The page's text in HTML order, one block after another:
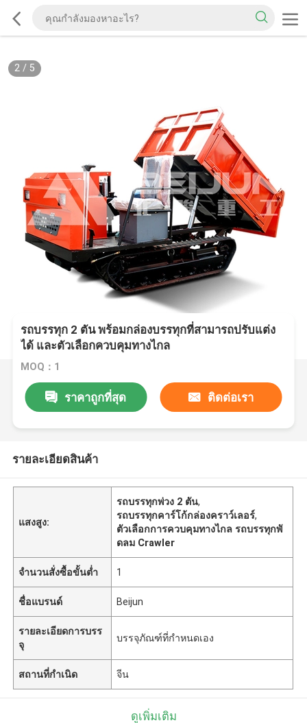
2/ 5
รถบรรทุก 2 ตัน พร้อมกล่องบรรทุกที่สามารถปรับแต่ง
ได้ และตัวเลือกควบคุมทางไกล
MOQ：1
ราคาถูกที่สุด ติดต่อเรา
รายละเอียดสินค้า
แสงสูง:
รถบรรทุกพ่วง 2 ตัน,
รถบรรทุกคาร์โก้กล่องคราว์เลอร์,
ตัวเลือกการควบคุมทางไกล รถบรรทุกพั
ดลม Crawler
จำนวนสั่งซื้อขั้นต่ำ 1
ชื่อแบรนด์ Beijun
รายละเอียดการบรร
จุ
บรรจุภัณฑ์ที่กำหนดเอง
สถานที่กำเนิด จีน
ดูเพิ่มเติม